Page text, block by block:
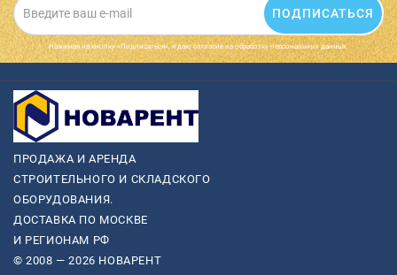
ПОДПИСАТЬСЯ
Нажимая на кнопку «Подписаться», я даю cогласие на обработку персональных данных.
ПРОДАЖА И АРЕНДА
СТРОИТЕЛЬНОГО И СКЛАДСКОГО
ОБОРУДОВАНИЯ.
ДОСТАВКА ПО МОСКВЕ
И РЕГИОНАМ РФ
© 2008 — 2026 НОВАРЕНТ